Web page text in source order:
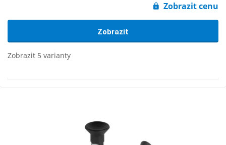
Zobrazit cenu
Zobrazit
Zobrazit 5 varianty